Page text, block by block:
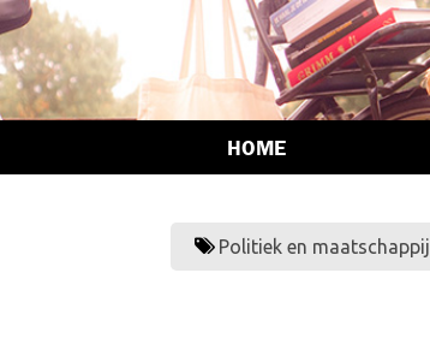
HOME
Politiek en maatschappij